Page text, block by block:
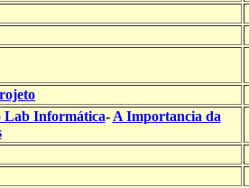
Lab Informática- A Importancia da